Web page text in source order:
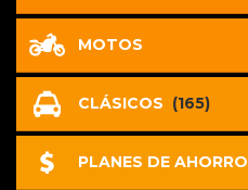
MOTOS
CLÁSICOS (165)
PLANES DE AHORRO